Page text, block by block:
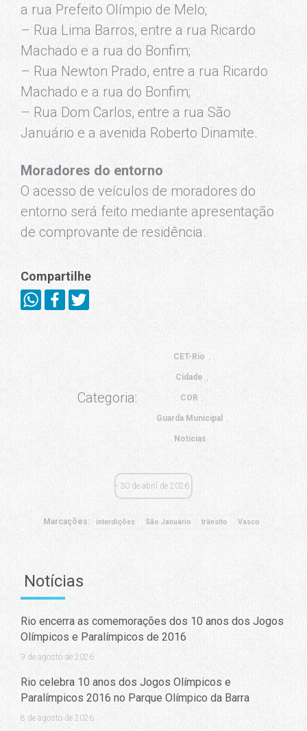
a rua Prefeito Olímpio de Melo;
– Rua Lima Barros, entre a rua Ricardo
Machado e a rua do Bonfim;
– Rua Newton Prado, entre a rua Ricardo
Machado e a rua do Bonfim;
– Rua Dom Carlos, entre a rua São
Januário e a avenida Roberto Dinamite.
Moradores do entorno
O acesso de veículos de moradores do
entorno será feito mediante apresentação
de comprovante de residência.
Compartilhe
Categoria:
CET-Rio
Cidade
COR
Guarda Municipal
Notícias
30 de abril de 2026
Marcações: interdições São Januário trânsito Vasco
Notícias
Rio encerra as comemorações dos 10 anos dos Jogos
Olímpicos e Paralímpicos de 2016
9 de agosto de 2026
Rio celebra 10 anos dos Jogos Olímpicos e
Paralímpicos 2016 no Parque Olímpico da Barra
8 de agosto de 2026